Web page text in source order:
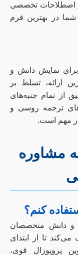
اصطلاحات تخصصی
در بهترین فرم
برای نمایش دانش و
ارائه، تسلط بر
از تمام جنبه‌های
ترجمه روسی و
مهم است.
مشاوره
کنم؟
و دانش متخصصان
تا از ابتدای
پروپوزال قوی،